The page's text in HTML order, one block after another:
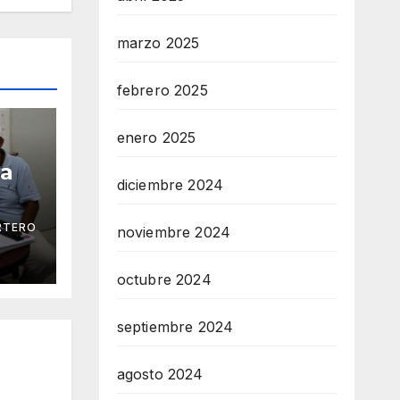
marzo 2025
febrero 2025
enero 2025
diciembre 2024
noviembre 2024
octubre 2024
septiembre 2024
agosto 2024